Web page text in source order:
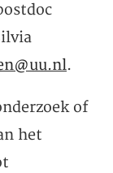
.
of
het